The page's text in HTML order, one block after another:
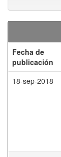
Fecha de
publicación
18-sep-2018